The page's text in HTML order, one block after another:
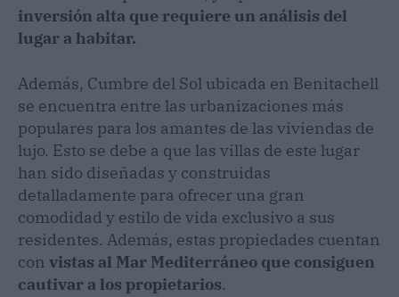
inversión alta que requiere un análisis del
lugar a habitar.
Además, Cumbre del Sol ubicada en Benitachell
se encuentra entre las urbanizaciones más
populares para los amantes de las viviendas de
lujo. Esto se debe a que las villas de este lugar
han sido diseñadas y construidas
detalladamente para ofrecer una gran
comodidad y estilo de vida exclusivo a sus
residentes. Además, estas propiedades cuentan
con vistas al Mar Mediterráneo que consiguen
cautivar a los propietarios.